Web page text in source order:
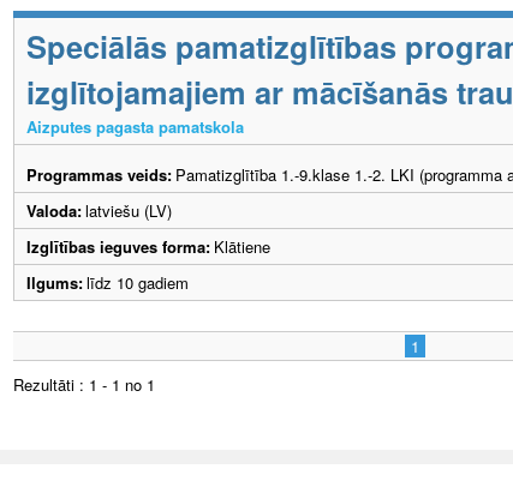
Speciālās pamatizglītības
izglītojamajiem ar mācīšanās
Aizputes pagasta pamatskola
Programmas veids: Pamatizglītība 1.-9.klase 1.-2. LKI (programma
Valoda:latviešu (LV)
Izglītības ieguves forma: Klātiene
Ilgums:līdz 10 gadiem
1
Rezultāti : 1 - 1 no 1